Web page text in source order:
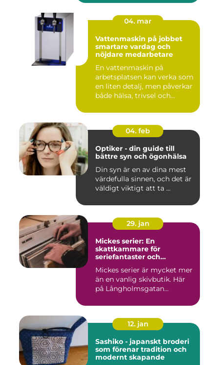
04. mar
Vattenmaskin på jobbet
smartare vardag och
nöjdare medarbetare
En vattenmaskin på
arbetsplatsen kan verka som
en liten detalj, men påverkar
både hälsa, trivsel och...
04. feb
Optiker - din guide till
bättre syn och ögonhälsa
Din syn är en av dina mest
värdefulla sinnen, och det är
väldigt viktigt att ta ...
29. jan
Mickes serier: En
skattkammare för
seriefantaster och
Mickes serier är mycket mer
än en vanlig skivbutik. Här
på Långholmsgatan...
12. jan
Sashiko - japanskt broderi
som förenar tradition och
modernt skapande